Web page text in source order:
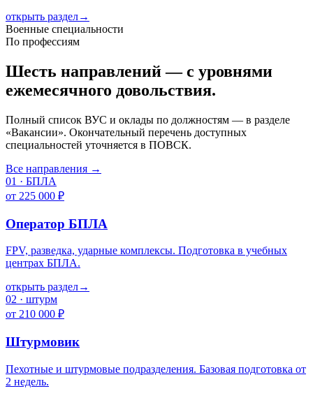
открыть раздел→
Военные специальности
По профессиям
Шесть направлений — с уровнями
ежемесячного довольствия.
Полный список ВУС и оклады по должностям — в разделе
«Вакансии». Окончательный перечень доступных
специальностей уточняется в ПОВСК.
Все направления →
01 · БПЛА
от 225 000 ₽
Оператор БПЛА
FPV, разведка, ударные комплексы. Подготовка в учебных
центрах БПЛА.
открыть раздел→
02 · штурм
от 210 000 ₽
Штурмовик
Пехотные и штурмовые подразделения. Базовая подготовка от
2 недель.